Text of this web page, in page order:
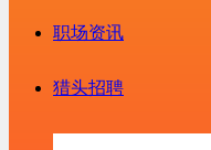
职场资讯
猎头招聘